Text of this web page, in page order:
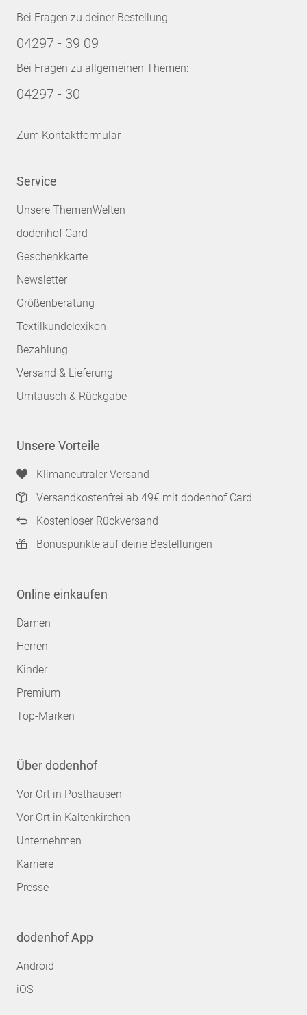
Bei Fragen zu deiner Bestellung:
04297 - 39 09
Bei Fragen zu allgemeinen Themen:
04297 - 30
Zum Kontaktformular
Service
Unsere ThemenWelten
dodenhof Card
Geschenkkarte
Newsletter
Größenberatung
Textilkundelexikon
Bezahlung
Versand & Lieferung
Umtausch & Rückgabe
Unsere Vorteile
Klimaneutraler Versand
Versandkostenfrei ab 49€ mit dodenhof Card
Kostenloser Rückversand
Bonuspunkte auf deine Bestellungen
Online einkaufen
Damen
Herren
Kinder
Premium
Top-Marken
Über dodenhof
Vor Ort in Posthausen
Vor Ort in Kaltenkirchen
Unternehmen
Karriere
Presse
dodenhof App
Android
iOS